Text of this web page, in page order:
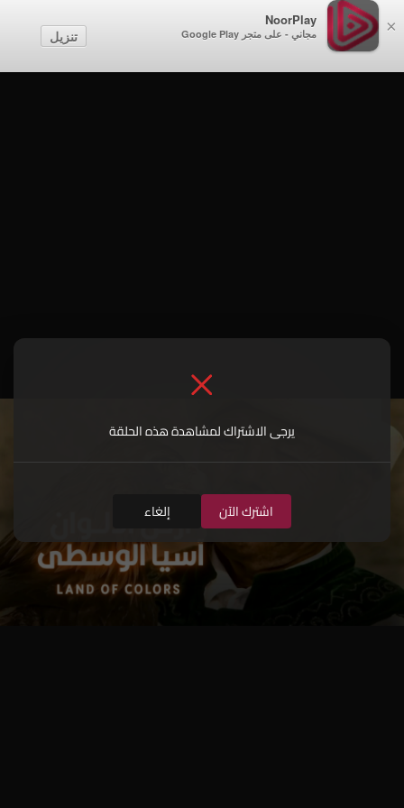
×
NoorPlay
مجاني - على متجر Google Play تنزيل
يرجى الاشتراك لمشاهدة هذه الحلقة
اشترك الآن إلغاء